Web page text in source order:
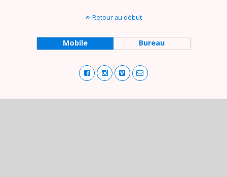
Retour au début
Mobile Bureau